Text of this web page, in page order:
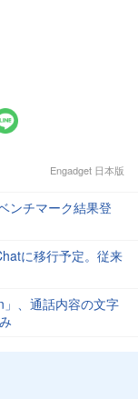
Engadget 日本版
ンチマーク結果登
に移行予定。従来
、通話内容の文字